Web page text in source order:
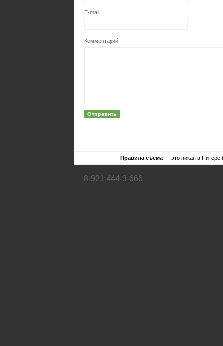
E-mail:
Комментарий:
Правила съема— это пикап в Питере
8-921-444-3-666